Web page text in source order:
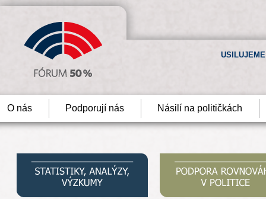
O nás Podporují nás Násilí na političkách